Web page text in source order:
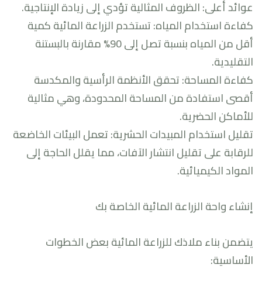
عوائد أعلى: الظروف المثالية تؤدي إلى زيادة الإنتاجية.
كفاءة استخدام المياه: تستخدم الزراعة المائية كمية
أقل من المياه بنسبة تصل إلى 90% مقارنة بالبستنة
التقليدية.
كفاءة المساحة: تحقق الأنظمة الرأسية والمكدسة
أقصى استفادة من المساحة المحدودة، وهي مثالية
للأماكن الحضرية.
تقليل استخدام المبيدات الحشرية: تعمل البيئات الخاضعة
للرقابة على تقليل انتشار الآفات، مما يقلل الحاجة إلى
المواد الكيميائية.
إنشاء واحة الزراعة المائية الخاصة بك
يتضمن بناء ملاذك للزراعة المائية بعض الخطوات
الأساسية: